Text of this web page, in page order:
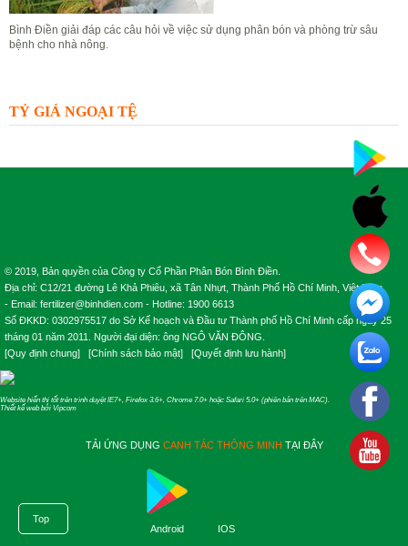
Bình Điền giải đáp các câu hỏi về việc sử dụng phân bón và phòng trừ sâu
bệnh cho nhà nông.
TỶ GIÁ NGOẠI TỆ
Top
© 2019, Bản quyền của Công ty Cổ Phần Phân Bón Bình Điền.
Địa chỉ: C12/21 đường Lê Khả Phiêu, xã Tân Nhựt, Thành Phố Hồ Chí Minh, Việt Nam.
- Email: fertilizer@binhdien.com - Hotline: 1900 6613
Số ĐKKD: 0302975517 do Sở Kế hoạch và Đầu tư Thành phố Hồ Chí Minh cấp ngày 25
tháng 01 năm 2011. Người đại diện: ông NGÔ VĂN ĐÔNG.
[Quy định chung] [Chính sách bảo mật] [Quyết định lưu hành]
Website hiển thị tốt trên trình duyệt IE7+, Firefox 3.6+, Chrome 7.0+ hoặc Safari 5.0+ (phiên bản trên MAC).
Thiết kế webbởi Vipcom
TẢI ỨNG DỤNG CANH TÁC THÔNG MINH TẠI ĐÂY
Android IOS